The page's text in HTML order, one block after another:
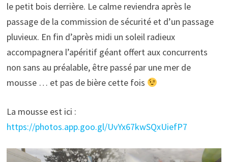
le petit bois derrière. Le calme reviendra après le
passage de la commission de sécurité et d’un passage
pluvieux. En fin d’après midi un soleil radieux
accompagnera l’apéritif géant offert aux concurrents
non sans au préalable, être passé par une mer de
mousse … et pas de bière cette fois
La mousse est ici :
https://photos.app.goo.gl/UvYx67kwSQxUiefP7